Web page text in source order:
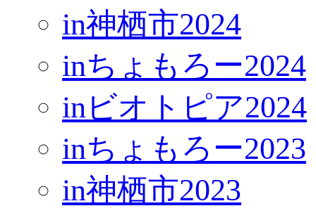
in神栖市2024
inちょもろー2024
inビオトピア2024
inちょもろー2023
in神栖市2023